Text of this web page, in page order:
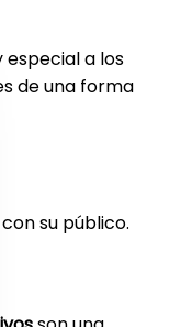
especial a los
de una forma
su público.